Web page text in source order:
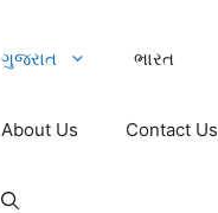
ગુજરાત ભારત
About Us Contact Us